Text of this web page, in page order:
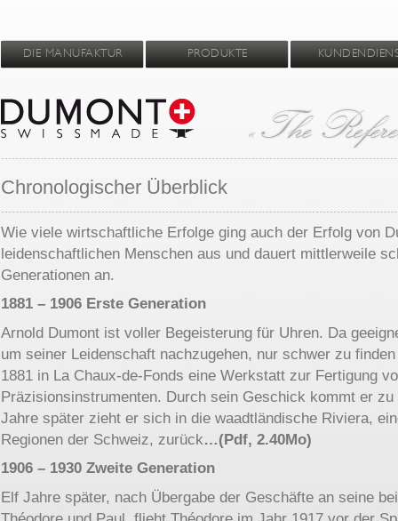
DIE MANUFAKTUR PRODUKTE
Chronologischer Überblick
Wie viele wirtschaftliche Erfolge ging auch der Erfolg von
leidenschaftlichen Menschen aus und dauert mittlerweile
Generationen an.
1881 – 1906 Erste Generation
Arnold Dumont ist voller Begeisterung für Uhren. Da
um seiner Leidenschaft nachzugehen, nur schwer zu
1881 in La Chaux-de-Fonds eine Werkstatt zur Fertigung
Präzisionsinstrumenten. Durch sein Geschick kommt er
Jahre später zieht er sich in die waadtländische Riviera,
Regionen der Schweiz, zurück…(Pdf, 2.40Mo)
1906 – 1930 Zweite Generation
Elf Jahre später, nach Übergabe der Geschäfte an seine